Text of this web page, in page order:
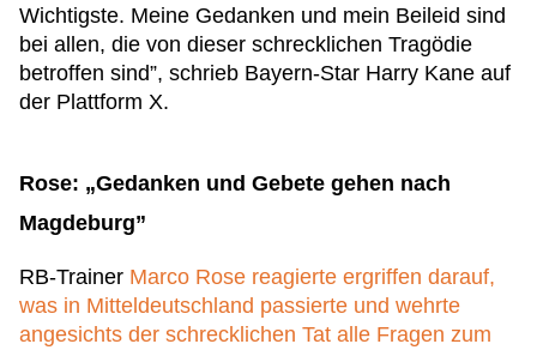
Wichtigste. Meine Gedanken und mein Beileid sind
bei allen, die von dieser schrecklichen Tragödie
betroffen sind”, schrieb Bayern-Star Harry Kane auf
der Plattform X.
Rose: „Gedanken und Gebete gehen nach
Magdeburg”
RB-Trainer Marco Rose reagierte ergriffen darauf,
was in Mitteldeutschland passierte und wehrte
angesichts der schrecklichen Tat alle Fragen zum